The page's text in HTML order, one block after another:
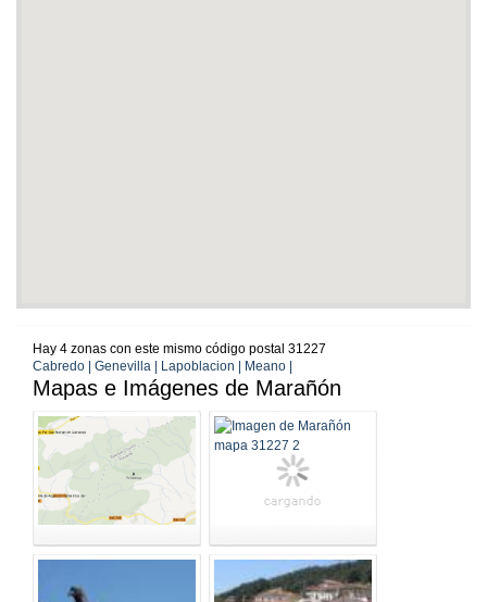
Hay 4 zonas con este mismo código postal 31227
Cabredo | Genevilla | Lapoblacion | Meano |
Mapas e Imágenes de Marañón